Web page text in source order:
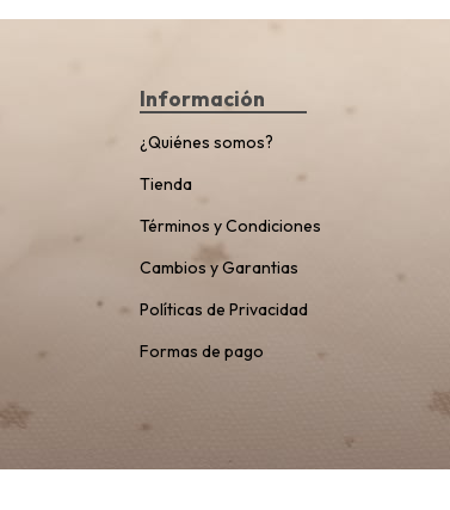
Información
¿Quiénes somos?
Tienda
Términos y Condiciones
Cambios y Garantias
Políticas de Privacidad
Formas de pago